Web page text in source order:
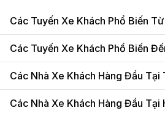
Các Tuyến Xe Khách Phổ Biến
Các Tuyến Xe Khách Phổ Biến
Các Nhà Xe Khách Hàng Đầu Tại
Các Nhà Xe Khách Hàng Đầu Tại